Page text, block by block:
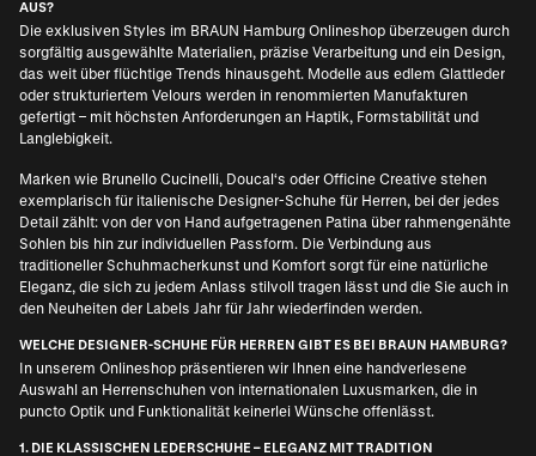
AUS?
Die exklusiven Styles im BRAUN Hamburg Onlineshop überzeugen durch
sorgfältig ausgewählte Materialien, präzise Verarbeitung und ein Design,
das weit über flüchtige Trends hinausgeht. Modelle aus edlem Glattleder
oder strukturiertem Velours werden in renommierten Manufakturen
gefertigt – mit höchsten Anforderungen an Haptik, Formstabilität und
Langlebigkeit.
Marken wie Brunello Cucinelli, Doucal‘s oder Officine Creative stehen
exemplarisch für italienische Designer-Schuhe für Herren, bei der jedes
Detail zählt: von der von Hand aufgetragenen Patina über rahmengenähte
Sohlen bis hin zur individuellen Passform. Die Verbindung aus
traditioneller Schuhmacherkunst und Komfort sorgt für eine natürliche
Eleganz, die sich zu jedem Anlass stilvoll tragen lässt und die Sie auch in
den Neuheiten der Labels Jahr für Jahr wiederfinden werden.
WELCHE DESIGNER-SCHUHE FÜR HERREN GIBT ES BEI BRAUN HAMBURG?
In unserem Onlineshop präsentieren wir Ihnen eine handverlesene
Auswahl an Herrenschuhen von internationalen Luxusmarken, die in
puncto Optik und Funktionalität keinerlei Wünsche offenlässt.
1. DIE KLASSISCHEN LEDERSCHUHE – ELEGANZ MIT TRADITION